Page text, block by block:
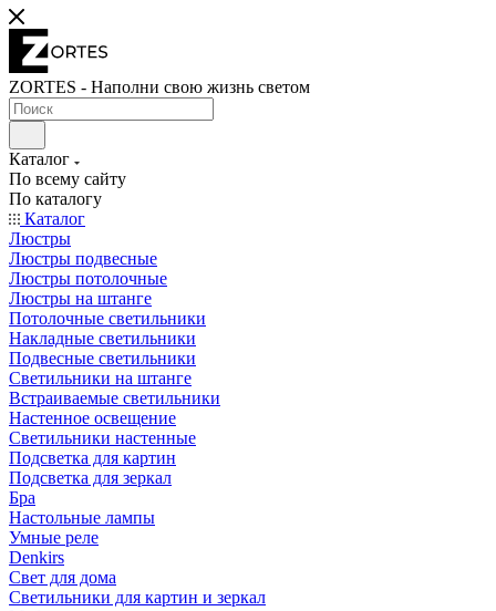
ZORTES - Наполни свою жизнь светом
Каталог
По всему сайту
По каталогу
Каталог
Люстры
Люстры подвесные
Люстры потолочные
Люстры на штанге
Потолочные светильники
Накладные светильники
Подвесные светильники
Светильники на штанге
Встраиваемые светильники
Настенное освещение
Светильники настенные
Подсветка для картин
Подсветка для зеркал
Бра
Настольные лампы
Умные реле
Denkirs
Свет для дома
Светильники для картин и зеркал